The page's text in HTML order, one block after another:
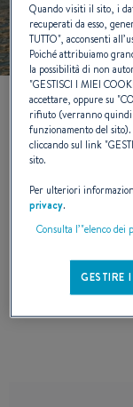
Richiedi al
partecipare
2026 e
Gran
della
Quando visiti il sito, i
recuperati da esso,
TUTTO", acconsenti
Poiché attribuiamo
la possibilità di non
"GESTISCI I MIEI
accettare, oppure su "
rifiuto (verranno quindi
funzionamento del
cliccando sul link "
sito.
Per ulteriori
privacy.
Consulta l’"elenco dei
GESTIRE